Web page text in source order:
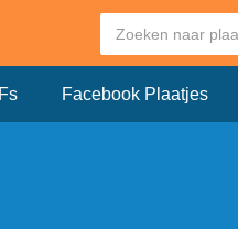
Facebook Plaatjes